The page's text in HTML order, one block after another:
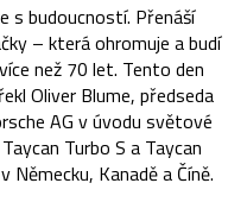
s budoucností. Přenáší
– která ohromuje a budí
než 70 let. Tento den
Oliver Blume, předseda
AG v úvodu světové
Turbo S a Taycan
Kanadě a Číně.